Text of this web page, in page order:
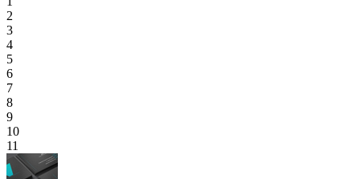
2
3
4
5
6
7
8
9
10
11